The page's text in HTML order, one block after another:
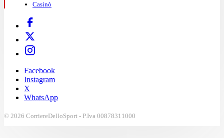
Casinò
Facebook
Instagram
X
WhatsApp
© 2026 CorriereDelloSport - P.Iva 00878311000